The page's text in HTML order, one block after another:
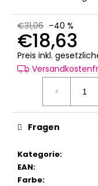
€31,06 –40 %
€18,63
Preis inkl.
Kategorie:
EAN:
Farbe:
Fragen